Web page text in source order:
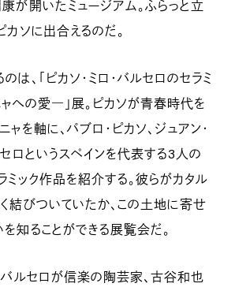
が開いたミュージアム。ふらっと立
カソに出合えるのだ。
、「ピカソ・ミロ・バルセロのセラミ
への愛―」展。ピカソが青春時代を
を軸に、パブロ・ピカソ、ジュアン・
セロというスペインを代表する3人の
ミック作品を紹介する。彼らがカタル
結びついていたか、この土地に寄せ
知ることができる展覧会だ。
バルセロが信楽の陶芸家、古谷和也